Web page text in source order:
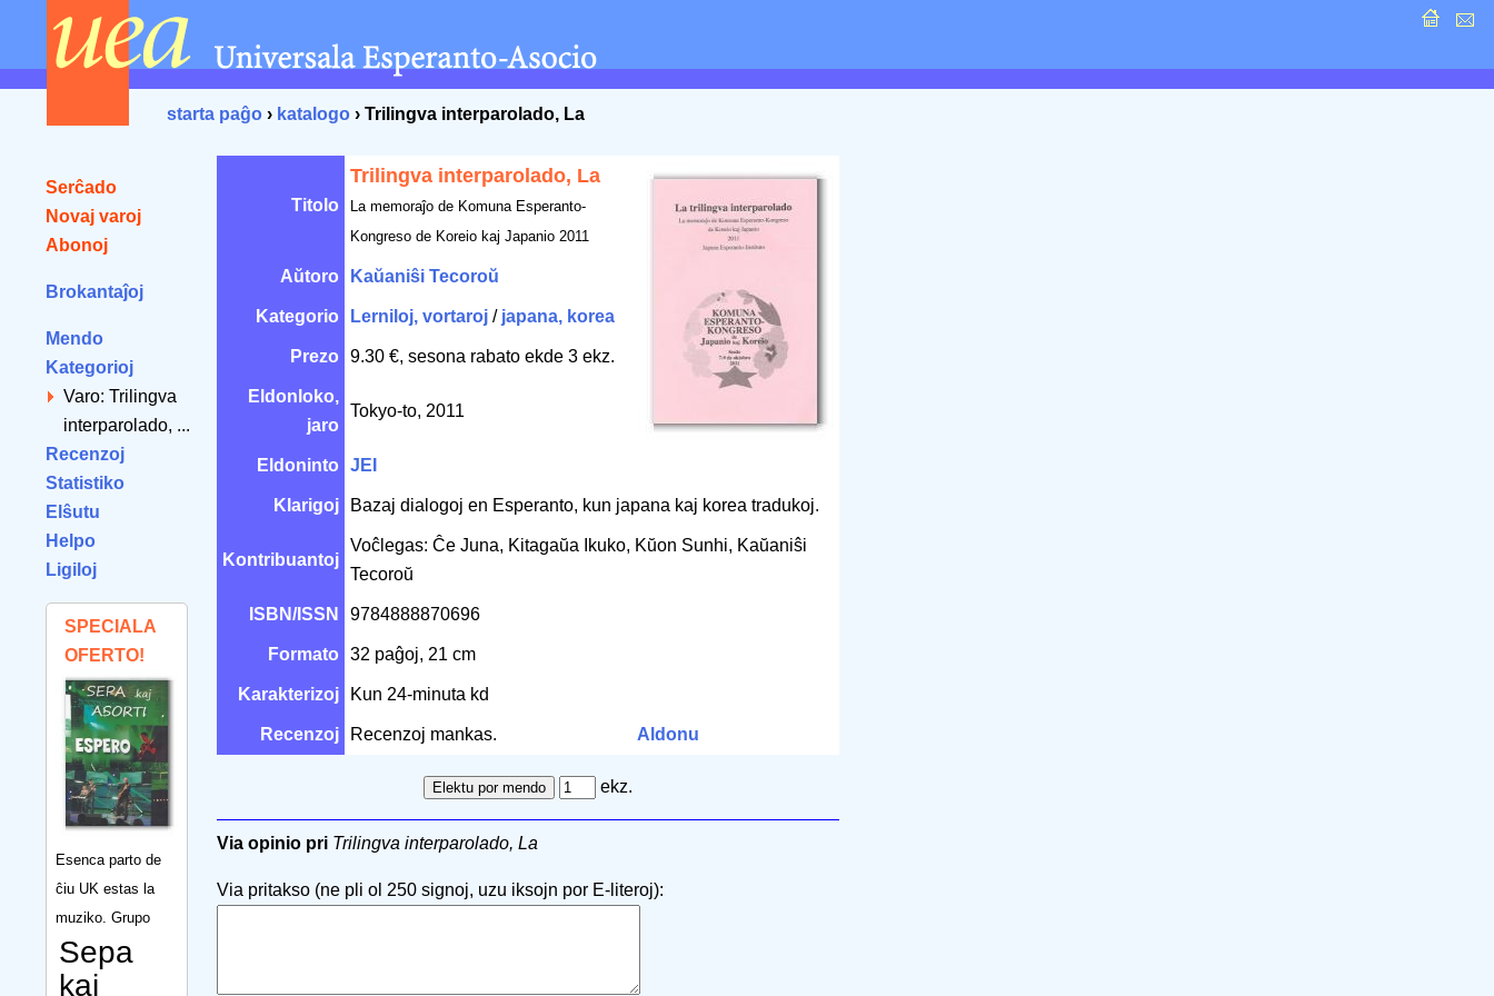
starta paĝo › katalogo › Trilingva interparolado, La
Serĉado
Novaj varoj
Abonoj
Brokantaĵoj
Mendo
Kategorioj
Varo: Trilingva
interparolado, ...
Recenzoj
Statistiko
Elŝutu
Helpo
Ligiloj
SPECIALA
OFERTO!
Esenca parto de
ĉiu UK estas la
muziko. Grupo
Sepa
kaj
Titolo
Trilingva interparolado, La
La memoraĵo de Komuna Esperanto-
Kongreso de Koreio kaj Japanio 2011
Aŭtoro Kaŭaniŝi Tecoroŭ
Kategorio Lerniloj, vortaroj / japana, korea
Prezo 9.30 €, sesona rabato ekde 3 ekz.
Eldonloko,
jaro
Tokyo-to, 2011
Eldoninto JEI
Klarigoj Bazaj dialogoj en Esperanto, kun japana kaj korea tradukoj.
Kontribuantoj
Voĉlegas: Ĉe Juna, Kitagaŭa Ikuko, Kŭon Sunhi, Kaŭaniŝi
Tecoroŭ
ISBN/ISSN 9784888870696
Formato 32 paĝoj, 21 cm
Karakterizoj Kun 24-minuta kd
Recenzoj Recenzoj mankas. Aldonu
ekz.
Via opinio pri Trilingva interparolado, La
Via pritakso (ne pli ol 250 signoj, uzu iksojn por E-literoj):